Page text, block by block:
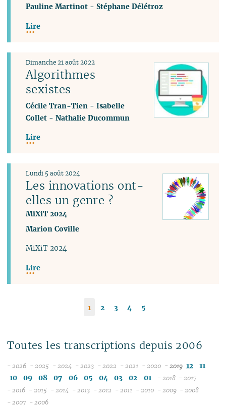
Pauline Martinot -Stéphane Délétroz
Lire
Algorithmes
sexistes
Dimanche 21 août 2022
Cécile Tran-Tien -Isabelle
Collet -Nathalie Ducommun
Lire
Les innovations ont-
elles un genre ?
MiXiT 2024
Lundi 5 août 2024
Marion Coville
MiXiT 2024
Lire
1 2 3 4 5
Toutes les transcriptions depuis 2006
- 2026
08
- 2025
12
- 2024
12
- 2023
12
- 2022
12
- 2021
12
- 2020 - 2019 12
11
10
09 08 07 06 05 04 03 02 01 - 2018 - 2017
- 2016 - 2015 - 2014 - 2013 - 2012 - 2011 - 2010 - 2009 - 2008
- 2007 - 2006